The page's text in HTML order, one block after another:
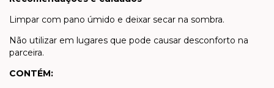
Limpar com pano úmido e deixar secar na sombra.
Não utilizar em lugares que pode causar desconforto na
parceira.
CONTÉM: